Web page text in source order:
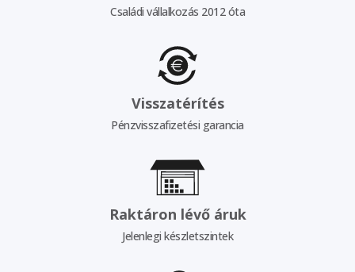
Családi vállalkozás 2012 óta
Visszatérítés
Pénzvisszafizetési garancia
Raktáron lévő áruk
Jelenlegi készletszintek